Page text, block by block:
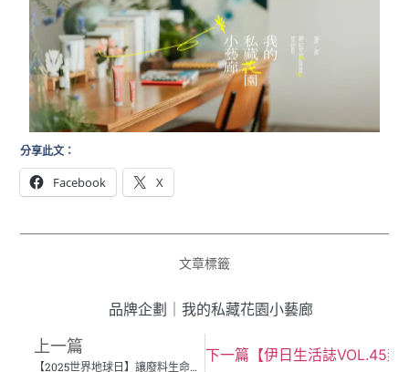
分享此文：
Facebook X
文章標籤
品牌企劃 我的私藏花園小藝廊
上一篇
【2025世界地球日】讓廢料生命以藝術延續 —— 專訪彰化美學工作室：「產房」的廢料棲息地
下一篇【伊日生活誌VOL.45